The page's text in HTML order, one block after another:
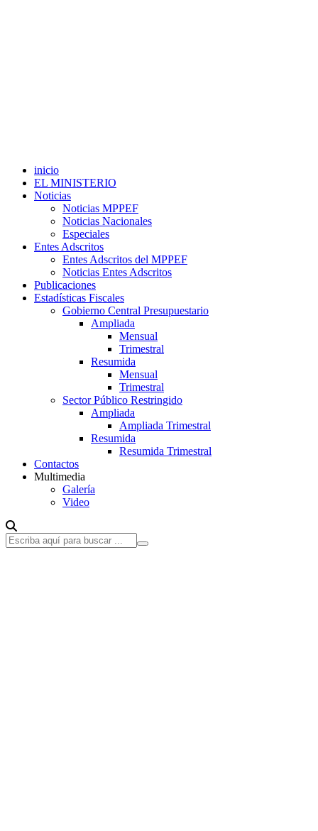
inicio
EL MINISTERIO
Noticias
Noticias MPPEF
Noticias Nacionales
Especiales
Entes Adscritos
Entes Adscritos del MPPEF
Noticias Entes Adscritos
Publicaciones
Estadísticas Fiscales
Gobierno Central Presupuestario
Ampliada
Mensual
Trimestral
Resumida
Mensual
Trimestral
Sector Público Restringido
Ampliada
Ampliada Trimestral
Resumida
Resumida Trimestral
Contactos
Multimedia
Galería
Video